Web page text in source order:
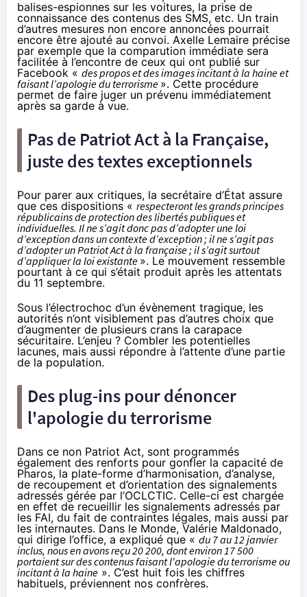
balises-espionnes sur les voitures, la prise de
connaissance des contenus des SMS, etc. Un train
d’autres mesures non encore annoncées pourrait
encore être ajouté au convoi. Axelle Lemaire précise
par exemple que la comparution immédiate sera
facilitée à l’encontre de ceux qui ont publié sur
Facebook « des propos et des images incitant à la haine et
faisant l’apologie du terrorisme ». Cette procédure
permet de faire juger un prévenu immédiatement
après sa garde à vue.
Pas de Patriot Act à la Française,
juste des textes exceptionnels
Pour parer aux critiques, la secrétaire d’État assure
que ces dispositions « respecteront les grands principes
républicains de protection des libertés publiques et
individuelles. Il ne s’agit donc pas d’adopter une loi
d’exception dans un contexte d’exception ; il ne s’agit pas
d’adopter un Patriot Act à la française ; il s’agit surtout
d’appliquer la loi existante ». Le mouvement ressemble
pourtant à ce qui s’était produit après les attentats
du 11 septembre.
Sous l’électrochoc d’un évènement tragique, les
autorités n’ont visiblement pas d’autres choix que
d’augmenter de plusieurs crans la carapace
sécuritaire. L’enjeu ? Combler les potentielles
lacunes, mais aussi répondre à l’attente d’une partie
de la population.
Des plug-ins pour dénoncer
l'apologie du terrorisme
Dans ce non Patriot Act, sont programmés
également des renforts pour gonfler la capacité de
Pharos, la plate-forme d’harmonisation, d’analyse,
de recoupement et d’orientation des signalements
adressés gérée par l’OCLCTIC. Celle-ci est chargée
en effet de recueillir les signalements adressés par
les FAI, du fait de contraintes légales, mais aussi par
les internautes. Dans le Monde, Valérie Maldonado,
qui dirige l’office, a expliqué que « du 7 au 12 janvier
inclus, nous en avons reçu 20 200, dont environ 17 500
portaient sur des contenus faisant l'apologie du terrorisme ou
incitant à la haine ». C’est huit fois les chiffres
habituels, préviennent nos confrères.